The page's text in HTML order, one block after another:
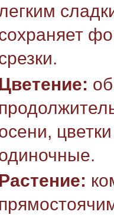
Цветение:
Растение: